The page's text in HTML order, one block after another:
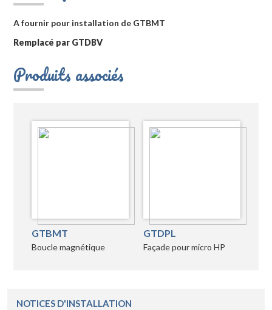
A fournir pour installation de GTBMT
Remplacé par GTDBV
Produits associés
GTBMT
Boucle magnétique
GTDPL
Façade pour micro HP
NOTICES D'INSTALLATION